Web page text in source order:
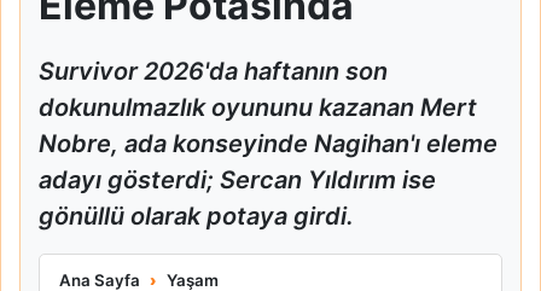
Survivor 2026'da haftanın son
dokunulmazlık oyununu kazanan Mert
Nobre, ada konseyinde Nagihan'ı eleme
adayı gösterdi; Sercan Yıldırım ise
gönüllü olarak potaya girdi.
Ana Sayfa Yaşam
Mert Nobre Dokunulmazlığı Kazandı Nagihan ve Sercan